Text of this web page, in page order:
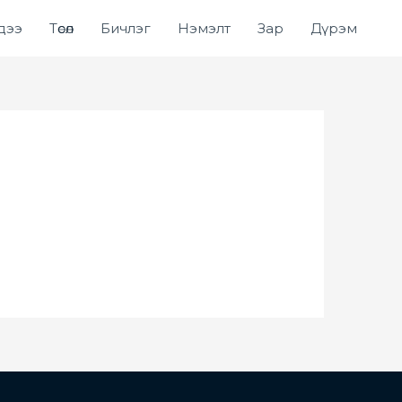
Төсөл Бичлэг Нэмэлт Зар Дүрэм